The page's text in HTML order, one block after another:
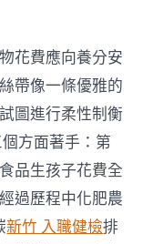
花費應向養分安
帶像一條優雅的
圖進行柔性制衡
方面著手：第
品生孩子花費全
過歷程中化肥農
新竹 入職健檢排